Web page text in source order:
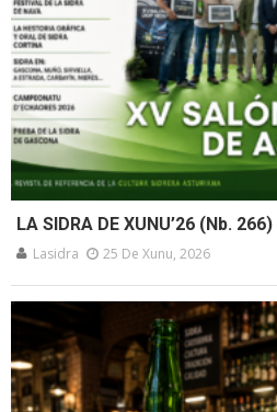
LA SIDRA DE XUNU’26 (Nb. 266)
Lasidra 25 De Xunu, 2026